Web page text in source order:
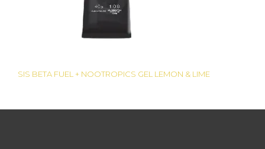
Bericht
navigatie
SIS BETA FUEL + NOOTROPICS GEL LEMON & LIME